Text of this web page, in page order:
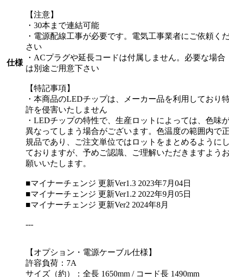
仕様
【注意】
・30本まで連結可能
・電源配線工事が必要です。電気工事業者にご依頼く
さい
・ACプラグや延長コードは付属しません。必要な場合
は別途ご用意下さい
【特記事項】
・本商品のLEDチップは、メーカー品を利用しており
許を侵害いたしません
・LEDチップの特性で、生産ロットによっては、色味
異なってしまう場合がございます。色温度の範囲内で
規品であり、ご注文単位ではロットをまとめるように
ておりますが、予めご認識、ご理解いただきますよう
願いいたします。
■マイナーチェンジ 更新Ver1.3 2023年7月04日
■マイナーチェンジ 更新Ver1.2 2022年9月05日
■マイナーチェンジ 更新Ver2 2024年8月
---
【オプション・電源ケーブル仕様】
許容負荷：7A
サイズ（約）：全長 1650mm / コード長 1490mm